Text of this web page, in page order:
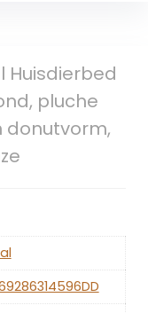
Huisdierbed
pluche
donutvorm,